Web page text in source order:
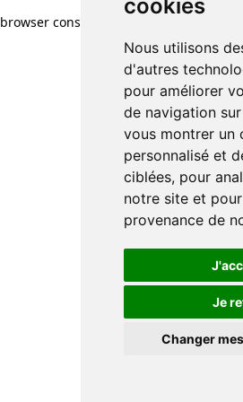
cookies
Nous utilisons
d'autres
pour améliorer
de navigation
vous montrer un
personnalisé et
ciblées, pour
notre site et
provenance de
Je
Changer
browser console for more information)